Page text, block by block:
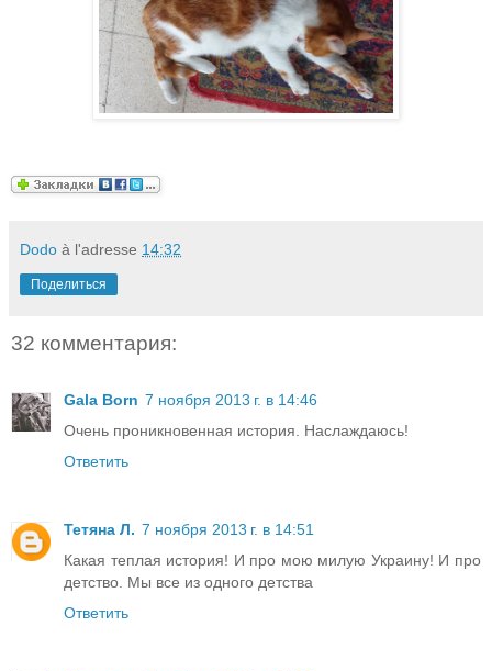
Dodo à l'adresse 14:32
Поделиться
32 комментария:
Gala Born 7 ноября 2013 г. в 14:46
Очень проникновенная история. Наслаждаюсь!
Ответить
Тетяна Л. 7 ноября 2013 г. в 14:51
Какая теплая история! И про мою милую Украину! И про
детство. Мы все из одного детства
Ответить